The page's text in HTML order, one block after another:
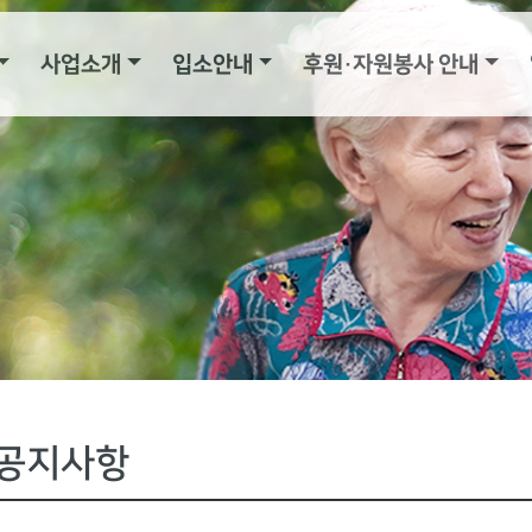
사업소개 입소안내 후원·자원봉사 안내
지사항